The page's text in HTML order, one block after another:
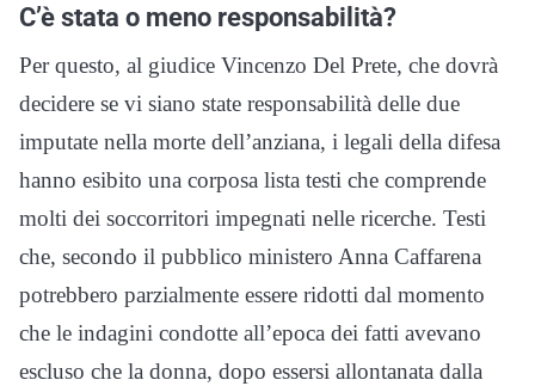
C’è stata o meno responsabilità?
Per questo, al giudice Vincenzo Del Prete, che dovrà
decidere se vi siano state responsabilità delle due
imputate nella morte dell’anziana, i legali della difesa
hanno esibito una corposa lista testi che comprende
molti dei soccorritori impegnati nelle ricerche. Testi
che, secondo il pubblico ministero Anna Caffarena
potrebbero parzialmente essere ridotti dal momento
che le indagini condotte all’epoca dei fatti avevano
escluso che la donna, dopo essersi allontanata dalla